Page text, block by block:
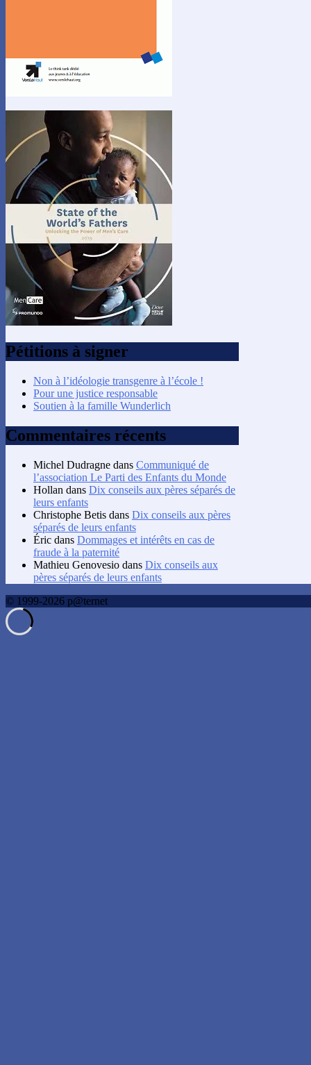
Pétitions à signer
Non à l’idéologie transgenre à l’école !
Pour une justice responsable
Soutien à la famille Wunderlich
Commentaires récents
Michel Dudragne dans Communiqué de
l’association Le Parti des Enfants du Monde
Hollan dans Dix conseils aux pères séparés de
leurs enfants
Christophe Betis dans Dix conseils aux pères
séparés de leurs enfants
Éric dans Dommages et intérêts en cas de
fraude à la paternité
Mathieu Genovesio dans Dix conseils aux
pères séparés de leurs enfants
© 1999-2026 p@ternet